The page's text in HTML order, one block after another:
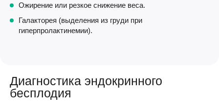
Ожирение или резкое снижение веса.
Галакторея (выделения из груди при
гиперпролактинемии).
Диагностика эндокринного
бесплодия